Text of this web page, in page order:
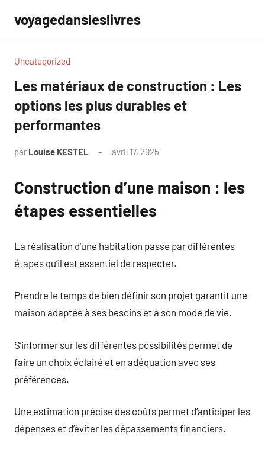
contenu
voyagedansleslivres
Uncategorized
Les matériaux de construction : Les
options les plus durables et
performantes
par Louise KESTEL avril 17, 2025
Construction d’une maison : les
étapes essentielles
La réalisation d’une habitation passe par différentes
étapes qu’il est essentiel de respecter.
Prendre le temps de bien définir son projet garantit une
maison adaptée à ses besoins et à son mode de vie.
S’informer sur les différentes possibilités permet de
faire un choix éclairé et en adéquation avec ses
préférences.
Une estimation précise des coûts permet d’anticiper les
dépenses et d’éviter les dépassements financiers.